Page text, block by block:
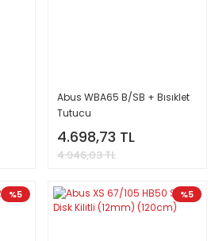
Abus WBA65 B/SB + Bısıklet
Tutucu
4.698,73 TL
4.946,03 TL
%5 %5